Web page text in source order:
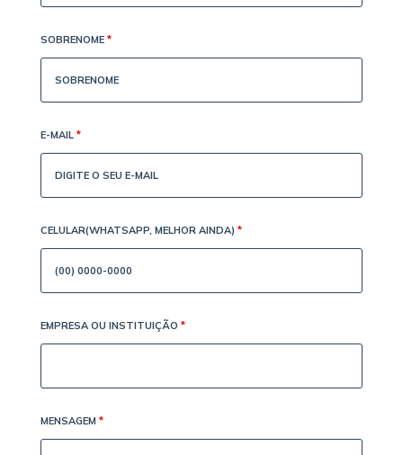
SOBRENOME *
E-MAIL *
CELULAR(WHATSAPP, MELHOR AINDA) *
EMPRESA OU INSTITUIÇÃO *
MENSAGEM *